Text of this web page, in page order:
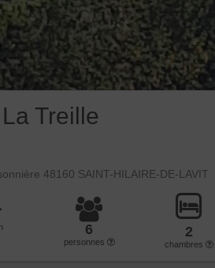
Treille
48160 SAINT-HILAIRE-DE-LAVIT
6
personnes
2
chambres